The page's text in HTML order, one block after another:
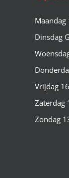
Dinsdag
Vrijdag
Zaterdag
Zondag